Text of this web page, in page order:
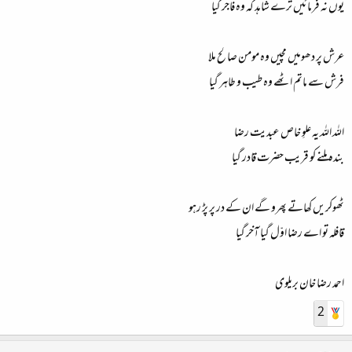
یوں نہ فرمائیں ترے شاہد کہ وہ فاجر گیا
عرش پر دھومیں مچیں وہ مومن صالح ملا
فرش سے ماتم اٹھے وہ طیب و طاہر گیا
اللہ اللہ یہ علوِ خاص عبدیت رضا
بندہ ملنے کو قریب حضرت قادر گیا
ٹھوکریں کھاتے پھرو گے ان کے در پر پڑ رہو
قافلہ تو اے رضا اوّل گیا آخر گیا
احمد رضا خان بریلوی
2